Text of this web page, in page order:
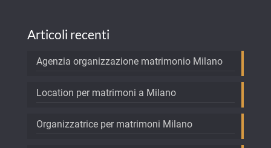
Articoli recenti
Agenzia organizzazione matrimonio Milano
Location per matrimoni a Milano
Organizzatrice per matrimoni Milano